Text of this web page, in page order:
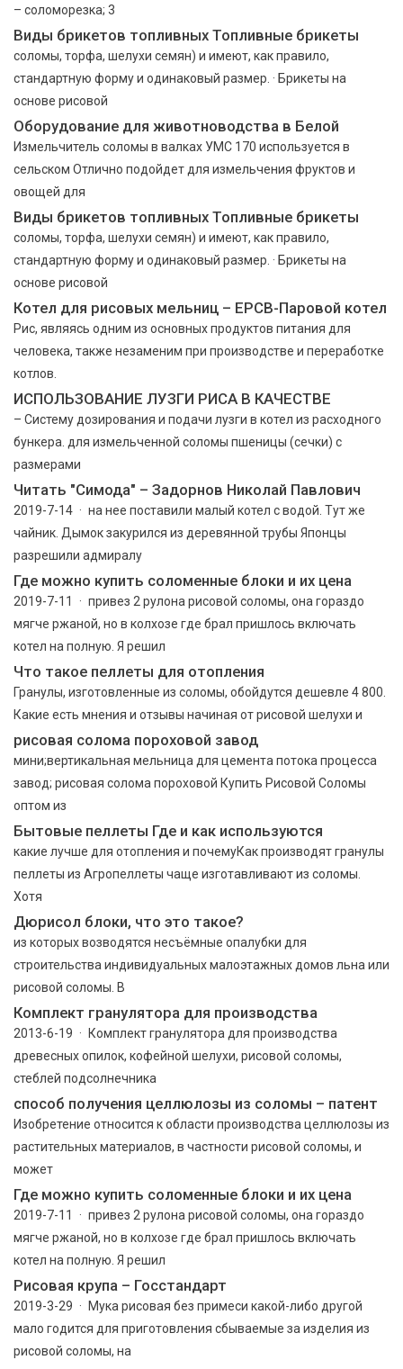
– соломорезка; 3
Виды брикетов топливных Топливные брикеты
соломы, торфа, шелухи семян) и имеют, как правило,
стандартную форму и одинаковый размер. · Брикеты на
основе рисовой
Оборудование для животноводства в Белой
Измельчитель соломы в валках УМС 170 используется в
сельском Отлично подойдет для измельчения фруктов и
овощей для
Виды брикетов топливных Топливные брикеты
соломы, торфа, шелухи семян) и имеют, как правило,
стандартную форму и одинаковый размер. · Брикеты на
основе рисовой
Котел для рисовых мельниц – EPCB-Паровой котел
Рис, являясь одним из основных продуктов питания для
человека, также незаменим при производстве и переработке
котлов.
ИСПОЛЬЗОВАНИЕ ЛУЗГИ РИСА В КАЧЕСТВЕ
– Систему дозирования и подачи лузги в котел из расходного
бункера. для измельченной соломы пшеницы (сечки) с
размерами
Читать "Симода" – Задорнов Николай Павлович
2019-7-14 · на нее поставили малый котел с водой. Тут же
чайник. Дымок закурился из деревянной трубы Японцы
разрешили адмиралу
Где можно купить соломенные блоки и их цена
2019-7-11 · привез 2 рулона рисовой соломы, она гораздо
мягче ржаной, но в колхозе где брал пришлось включать
котел на полную. Я решил
Что такое пеллеты для отопления
Гранулы, изготовленные из соломы, обойдутся дешевле 4 800.
Какие есть мнения и отзывы начиная от рисовой шелухи и
рисовая солома пороховой завод
мини;вертикальная мельница для цемента потока процесса
завод; рисовая солома пороховой Купить Рисовой Соломы
оптом из
Бытовые пеллеты Где и как используются
какие лучше для отопления и почемуКак производят гранулы
пеллеты из Агропеллеты чаще изготавливают из соломы.
Хотя
Дюрисол блоки, что это такое?
из которых возводятся несъёмные опалубки для
строительства индивидуальных малоэтажных домов льна или
рисовой соломы. В
Комплект гранулятора для производства
2013-6-19 · Комплект гранулятора для производства
древесных опилок, кофейной шелухи, рисовой соломы,
стеблей подсолнечника
способ получения целлюлозы из соломы – патент
Изобретение относится к области производства целлюлозы из
растительных материалов, в частности рисовой соломы, и
может
Где можно купить соломенные блоки и их цена
2019-7-11 · привез 2 рулона рисовой соломы, она гораздо
мягче ржаной, но в колхозе где брал пришлось включать
котел на полную. Я решил
Рисовая крупа – Госстандарт
2019-3-29 · Мука рисовая без примеси какой-либо другой
мало годится для приготовления сбываемые за изделия из
рисовой соломы, на